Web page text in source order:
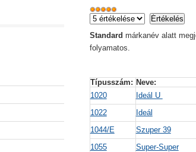
Standard márkanév alatt
folyamatos.
Típusszám: Neve:
1020
Ideál U
1022
Ideál
1044/E
Szuper 39
1055
Super-Super